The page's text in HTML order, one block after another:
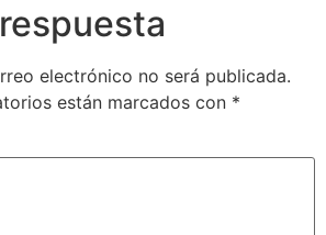
electrónico no será publicada.
están marcados con *